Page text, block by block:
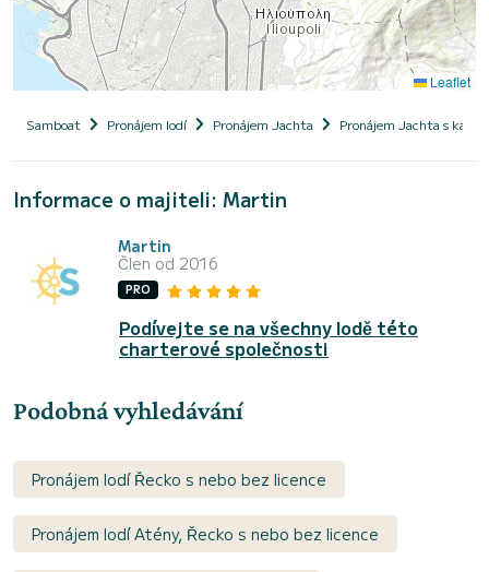
Leaflet
Samboat Pronájem lodí Pronájem Jachta Pronájem Jachta s
Informace o majiteli: Martin
Martin
Člen od 2016
PRO
Podívejte se na všechny lodě této
charterové společnosti
Podobná vyhledávání
Pronájem lodí Řecko s nebo bez licence
Pronájem lodí Atény, Řecko s nebo bez licence